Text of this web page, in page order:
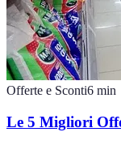
Offerte e Sconti6 min
Le 5 Migliori